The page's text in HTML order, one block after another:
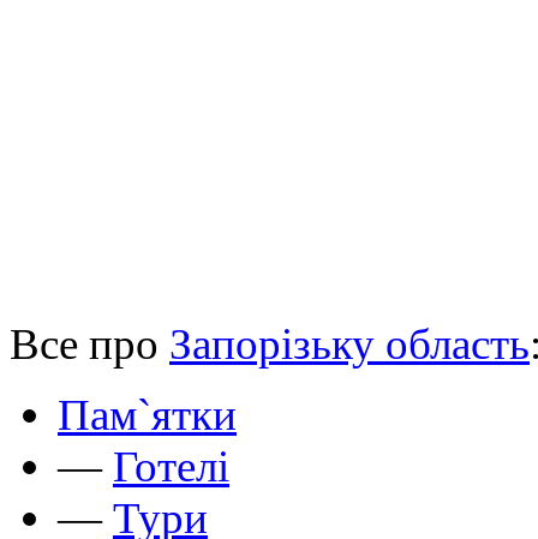
Все про Запорізьку область
Пам`ятки
— Готелі
— Тури